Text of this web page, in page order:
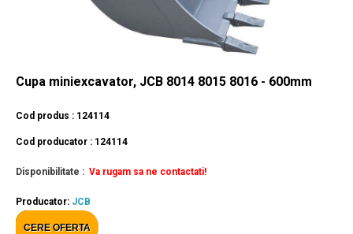
Cupa miniexcavator, JCB 8014 8015 8016 - 600mm
Cod produs : 124114
Cod producator : 124114
Disponibilitate : Va rugam sa ne contactati!
Producator: JCB
CERE OFERTA